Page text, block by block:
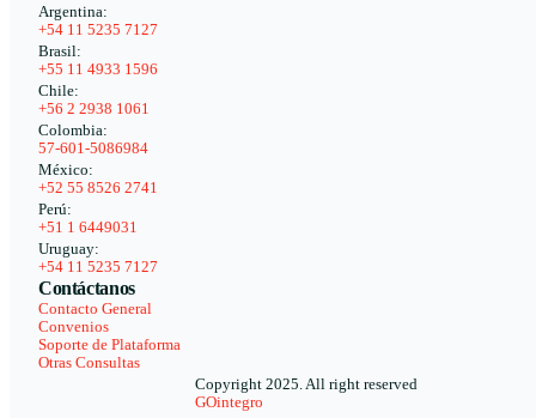
Argentina:
+54 11 5235 7127
Brasil:
+55 11 4933 1596
Chile:
+56 2 2938 1061
Colombia:
57-601-5086984
México:
+52 55 8526 2741
Perú:
+51 1 6449031
Uruguay:
+54 11 5235 7127
Contáctanos
Contacto General
Convenios
Soporte de Plataforma
Otras Consultas
Copyright 2025. All right reserved
GOintegro